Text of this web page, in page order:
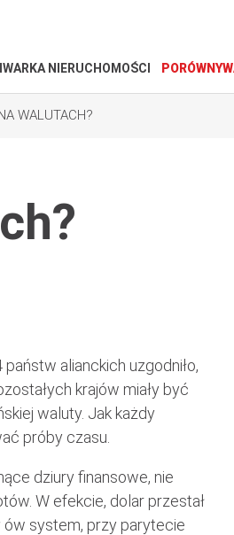
NIERUCHOMOŚCI
WALUTACH?
alianckich uzgodniło,
krajów miały być
waluty. Jak każdy
próby czasu.
dziury finansowe, nie
W efekcie, dolar przestał
ów system, przy parytecie